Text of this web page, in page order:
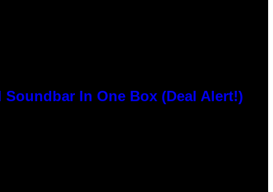
Soundbar In One Box (Deal Alert!)